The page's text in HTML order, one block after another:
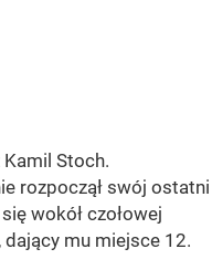
Kamil Stoch.
rozpoczął swój ostatni
wokół czołowej
mu miejsce 12.